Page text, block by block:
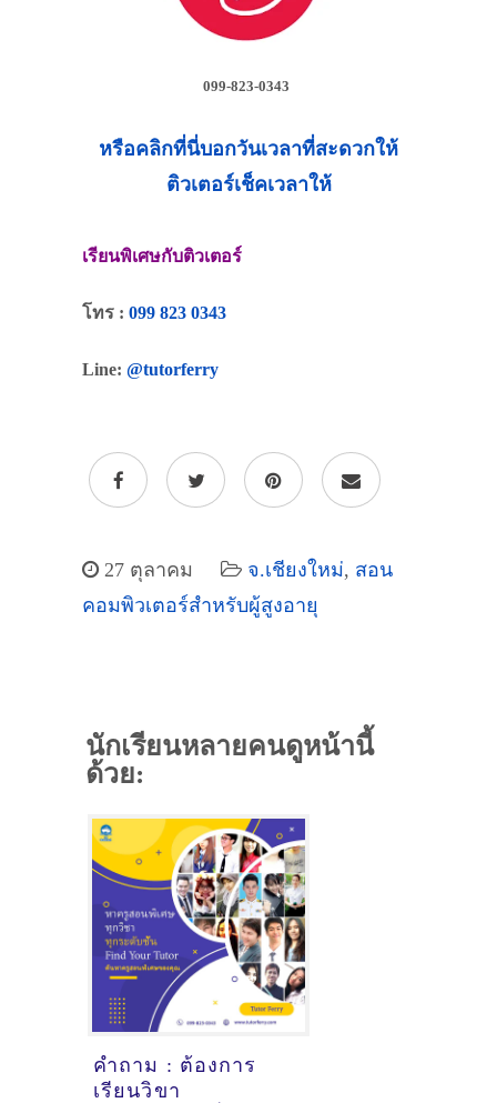
099-823-0343
หรือคลิกที่นี่บอกวันเวลาที่สะดวกให้
ติวเตอร์เช็คเวลาให้
เรียนพิเศษกับติวเตอร์
โทร : 099 823 0343
Line: @tutorferry
27 ตุลาคม จ.เชียงใหม่, สอน
คอมพิวเตอร์สำหรับผู้สูงอายุ
นักเรียนหลายคนดูหน้านี้
ด้วย:
คำถาม : ต้องการ
เรียนวิขา